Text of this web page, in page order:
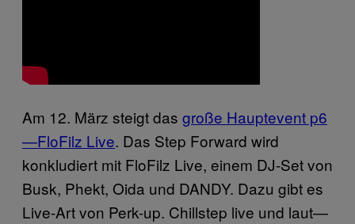
Am 12. März steigt das große Hauptevent p6
—FloFilz Live. Das Step Forward wird
konkludiert mit FloFilz Live, einem DJ-Set von
Busk, Phekt, Oida und DANDY. Dazu gibt es
Live-Art von Perk-up. Chillstep live und laut—